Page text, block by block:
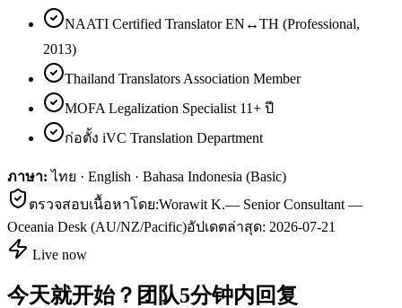
NAATI Certified Translator EN↔TH (Professional,
2013)
Thailand Translators Association Member
MOFA Legalization Specialist 11+ ปี
ก่อตั้ง iVC Translation Department
ภาษา: ไทย · English · Bahasa Indonesia (Basic)
ตรวจสอบเนื้อหาโดย:Worawit K.— Senior Consultant —
Oceania Desk (AU/NZ/Pacific)อัปเดตล่าสุด: 2026-07-21
Live now
今天就开始？团队5分钟内回复